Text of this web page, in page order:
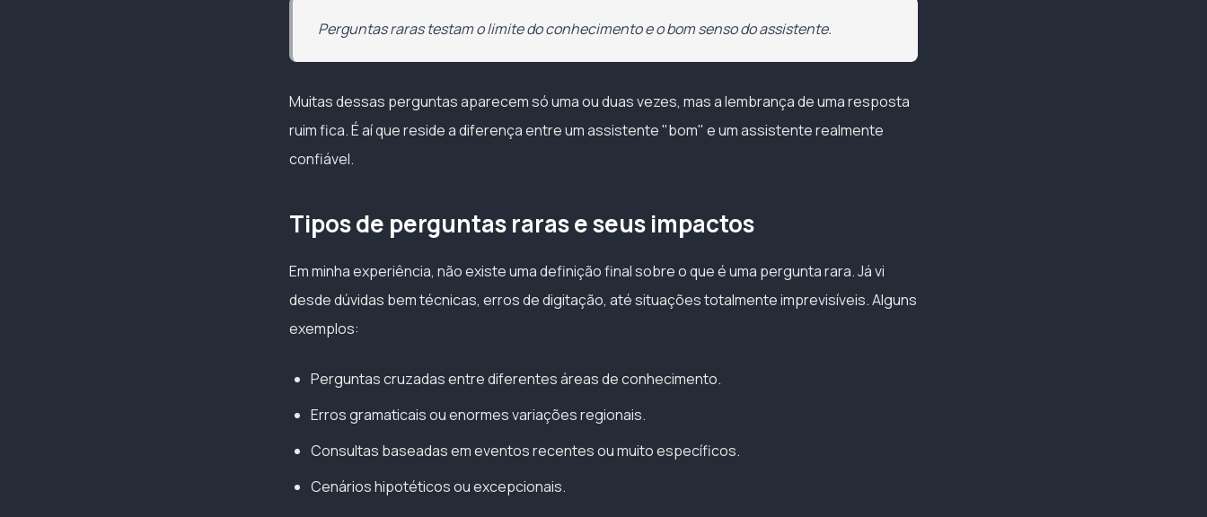
Perguntas raras testam o limite do conhecimento e o bom senso do assistente.
Muitas dessas perguntas aparecem só uma ou duas vezes, mas a lembrança de uma resposta
ruim fica. É aí que reside a diferença entre um assistente "bom" e um assistente realmente
confiável.
Tipos de perguntas raras e seus impactos
Em minha experiência, não existe uma definição final sobre o que é uma pergunta rara. Já vi
desde dúvidas bem técnicas, erros de digitação, até situações totalmente imprevisíveis. Alguns
exemplos:
Perguntas cruzadas entre diferentes áreas de conhecimento.
Erros gramaticais ou enormes variações regionais.
Consultas baseadas em eventos recentes ou muito específicos.
Cenários hipotéticos ou excepcionais.